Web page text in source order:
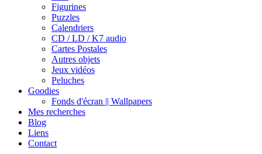
Figurines
Puzzles
Calendriers
CD / LD / K7 audio
Cartes Postales
Autres objets
Jeux vidéos
Peluches
Goodies
Fonds d'écran || Wallpapers
Mes recherches
Blog
Liens
Contact